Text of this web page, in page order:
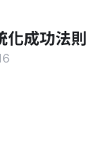
化成功法則